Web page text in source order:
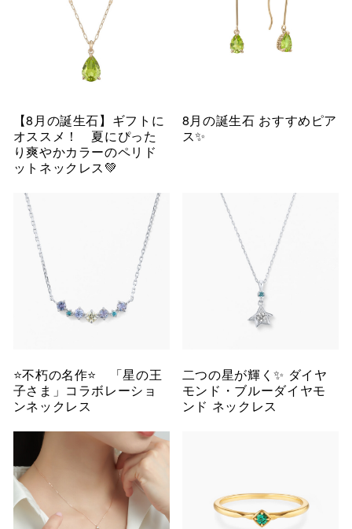
【8月の誕生石】ギフトに
オススメ！ 夏にぴった
り爽やかカラーのペリド
ットネックレス💚
8月の誕生石 おすすめピア
ス✨
⭐️不朽の名作⭐️ 「星の王
子さま」コラボレーショ
ンネックレス
二つの星が輝く✨ ダイヤ
モンド・ブルーダイヤモ
ンド ネックレス